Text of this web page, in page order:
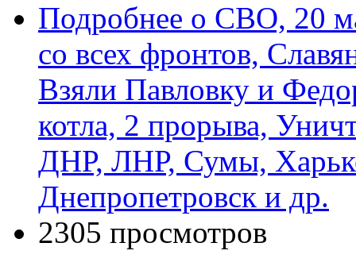
Подробнее о СВО, 20
со всех фронтов,
Взяли Павловку и
котла, 2 прорыва,
ДНР, ЛНР, Сумы,
Днепропетровск и др.
2305 просмотров